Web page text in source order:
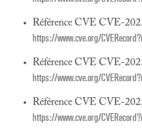
Référence CVE CVE-
https://www.cve.org/
Référence CVE CVE-
https://www.cve.org/
Référence CVE CVE-
https://www.cve.org/